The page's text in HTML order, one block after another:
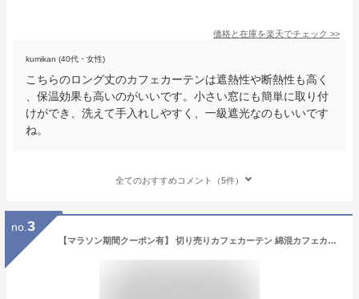
価格と在庫を楽天でチェック >>
kumikan (40代・女性)
こちらのロング丈のカフェカーテンは遮熱性や断熱性も高く
、保温効果も高いのがいいです。小さい窓にも簡単に取り付
けができ、洗えて手入れしやすく、一級遮光なのもいいです
ね。
全てのおすすめコメント（5件）
no. 3
【マラソン期間クーポン有】 切り売りカフェカーテン 綿混カフェカーテン3535-50249オフホワイト 高さ30cm丈カフェロールカット 短いサイズ